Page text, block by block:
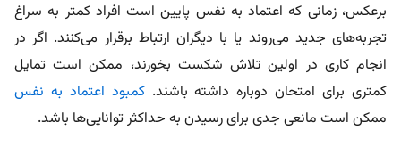
برعکس، زمانی که اعتماد به نفس پایین است افراد کمتر به سراغ
تجربه‌های جدید می‌روند یا با دیگران ارتباط برقرار می‌کنند. اگر در
انجام کاری در اولین تلاش شکست بخورند، ممکن است تمایل
کمتری برای امتحان دوباره داشته باشند.کمبود اعتماد به نفس
ممکن است مانعی جدی برای رسیدن به حداکثر توانایی‌ها باشد.